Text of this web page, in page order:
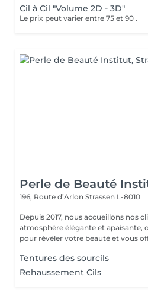
Cil à Cil "Volume 2D - 3D"
Le prix peut varier entre 75 et 90 .
Perle de Beauté
196, Route d’Arlon Strassen L-8010
Depuis 2017, nous accueillons nos
atmosphère élégante et apaisante,
pour révéler votre beauté et vous
Tentures des sourcils
Rehaussement Cils